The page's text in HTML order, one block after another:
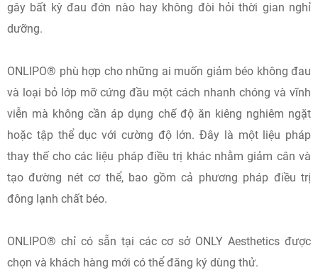
gây bất kỳ đau đớn nào hay không đòi hỏi thời gian nghỉ
dưỡng.
ONLIPO® phù hợp cho những ai muốn giảm béo không đau
và loại bỏ lớp mỡ cứng đầu một cách nhanh chóng và vĩnh
viễn mà không cần áp dụng chế độ ăn kiêng nghiêm ngặt
hoặc tập thể dục với cường độ lớn. Đây là một liệu pháp
thay thế cho các liệu pháp điều trị khác nhằm giảm cân và
tạo đường nét cơ thể, bao gồm cả phương pháp điều trị
đông lạnh chất béo.
ONLIPO® chỉ có sẵn tại các cơ sở ONLY Aesthetics được
chọn và khách hàng mới có thể đăng ký dùng thử.